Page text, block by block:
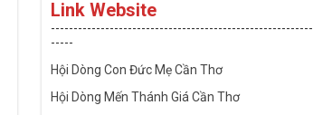
Link Website
----------------------------------------------------------
-----
Hội Dòng Con Đức Mẹ Cần Thơ
Hội Dòng Mến Thánh Giá Cần Thơ